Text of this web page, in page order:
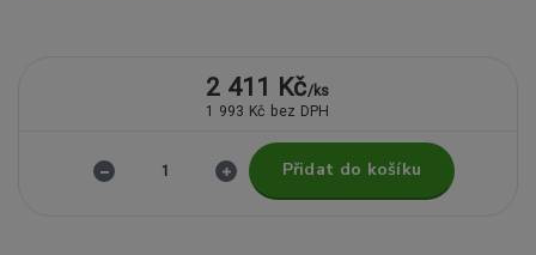
2 411 Kč/ks
1 993 Kč bez DPH
Přidat do košíku